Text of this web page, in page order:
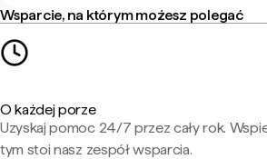
Wsparcie, na którym możesz polegać
O każdej porze
Uzyskaj pomoc 24/7 przez cały rok.
tym stoi nasz zespół wsparcia.